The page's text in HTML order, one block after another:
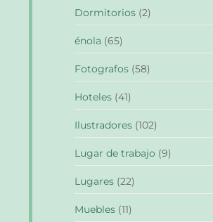
Dormitorios (2)
énola (65)
Fotografos (58)
Hoteles (41)
Ilustradores (102)
Lugar de trabajo (9)
Lugares (22)
Muebles (11)